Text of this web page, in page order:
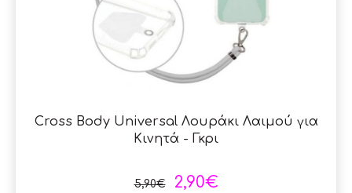
Cross Body Universal Λουράκι Λαιμού για
Κινητά - Γκρι
5,90€ 2,90€